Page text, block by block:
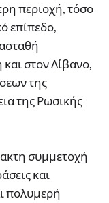
περιοχή, τόσο
επίπεδο,
στον Λίβανο,
της
της Ρωσικής
συμμετοχή
και
πολυμερή